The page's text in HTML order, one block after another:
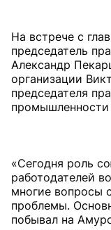
На встрече с
председатель
Александр
организации
председателя
«Сегодня роль
работодателей
многие вопросы
проблемы.
побывал на